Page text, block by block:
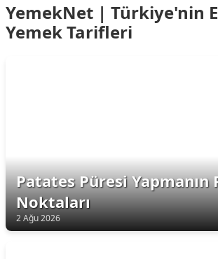
YemekNet | Türkiye'nin
Yemek Tarifleri
Patates Püresi Yapmanın
Noktaları
2 Ağu 2026